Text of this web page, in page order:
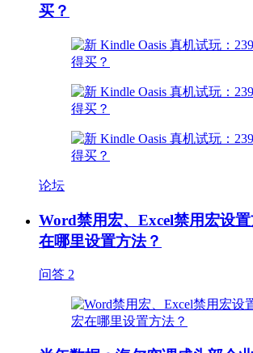
买？
论坛
Word禁用宏、Excel禁用宏设
在哪里设置方法？
问答 2